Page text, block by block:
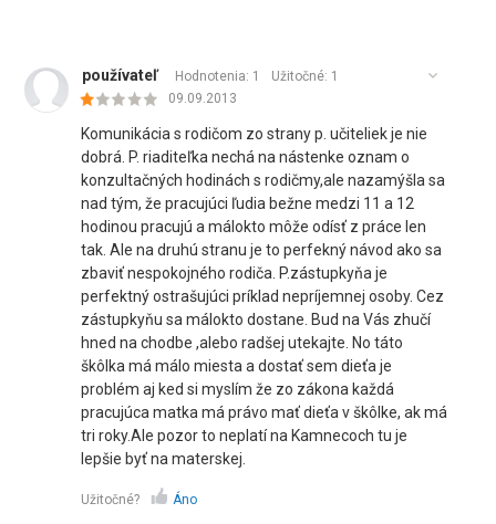
používateľ Hodnotenia: 1 Užitočné: 1
09.09.2013
Komunikácia s rodičom zo strany p. učiteliek je nie
dobrá. P. riaditeľka nechá na nástenke oznam o
konzultačných hodinách s rodičmy,ale nazamýšla sa
nad tým, že pracujúci ľudia bežne medzi 11 a 12
hodinou pracujú a málokto môže odísť z práce len
tak. Ale na druhú stranu je to perfekný návod ako sa
zbaviť nespokojného rodiča. P.zástupkyňa je
perfektný ostrašujúci príklad nepríjemnej osoby. Cez
zástupkyňu sa málokto dostane. Bud na Vás zhučí
hned na chodbe ,alebo radšej utekajte. No táto
škôlka má málo miesta a dostať sem dieťa je
problém aj ked si myslím že zo zákona každá
pracujúca matka má právo mať dieťa v škôlke, ak má
tri roky.Ale pozor to neplatí na Kamnecoch tu je
lepšie byť na materskej.
Užitočné? Áno